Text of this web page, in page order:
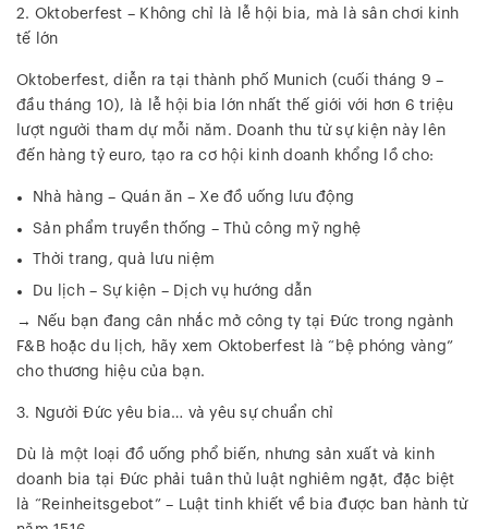
2. Oktoberfest – Không chỉ là lễ hội bia, mà là sân chơi kinh
tế lớn
Oktoberfest, diễn ra tại thành phố Munich (cuối tháng 9 –
đầu tháng 10), là lễ hội bia lớn nhất thế giới với hơn 6 triệu
lượt người tham dự mỗi năm. Doanh thu từ sự kiện này lên
đến hàng tỷ euro, tạo ra cơ hội kinh doanh khổng lồ cho:
Nhà hàng – Quán ăn – Xe đồ uống lưu động
Sản phẩm truyền thống – Thủ công mỹ nghệ
Thời trang, quà lưu niệm
Du lịch – Sự kiện – Dịch vụ hướng dẫn
→ Nếu bạn đang cân nhắc mở công ty tại Đức trong ngành
F&B hoặc du lịch, hãy xem Oktoberfest là “bệ phóng vàng”
cho thương hiệu của bạn.
3. Người Đức yêu bia… và yêu sự chuẩn chỉ
Dù là một loại đồ uống phổ biến, nhưng sản xuất và kinh
doanh bia tại Đức phải tuân thủ luật nghiêm ngặt, đặc biệt
là “Reinheitsgebot” – Luật tinh khiết về bia được ban hành từ